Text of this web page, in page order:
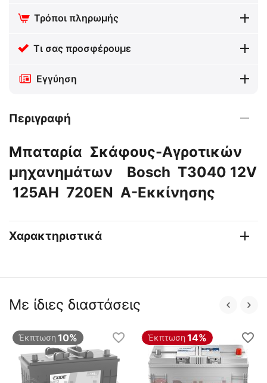
Τρόποι πληρωμής
Τι σας προσφέρουμε
Εγγύηση
Περιγραφή
Μπαταρία Σκάφους-Αγροτικών
μηχανημάτων Bosch T3040 12V
125AH 720EN Α-Εκκίνησης
Χαρακτηριστικά
Με ίδιες διαστάσεις
Έκπτωση 10% Έκπτωση 14%